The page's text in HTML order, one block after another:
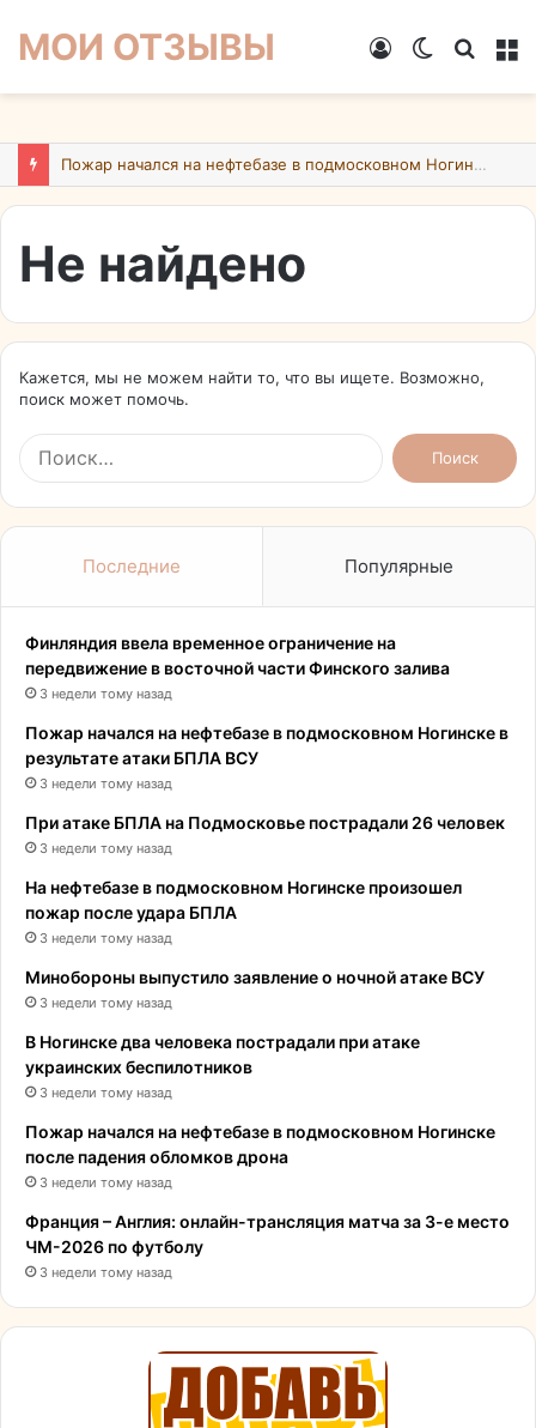
МОИ ОТЗЫВЫ
Switch
Войти
Пожар начался на нефтебазе в подмосковном Ногинске в результате атаки БПЛА ВСУ
Не найдено
Кажется, мы не можем найти то, что вы ищете. Возможно,
поиск может помочь.
Найти:
Последние Популярные
Финляндия ввела временное ограничение на
передвижение в восточной части Финского залива
3 недели тому назад
Пожар начался на нефтебазе в подмосковном Ногинске в
результате атаки БПЛА ВСУ
3 недели тому назад
При атаке БПЛА на Подмосковье пострадали 26 человек
3 недели тому назад
На нефтебазе в подмосковном Ногинске произошел
пожар после удара БПЛА
3 недели тому назад
Минобороны выпустило заявление о ночной атаке ВСУ
3 недели тому назад
В Ногинске два человека пострадали при атаке
украинских беспилотников
3 недели тому назад
Пожар начался на нефтебазе в подмосковном Ногинске
после падения обломков дрона
3 недели тому назад
Франция – Англия: онлайн-трансляция матча за 3-е место
ЧМ-2026 по футболу
3 недели тому назад